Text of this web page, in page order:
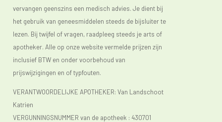
vervangen geenszins een medisch advies. Je dient bij
het gebruik van geneesmiddelen steeds de bijsluiter te
lezen. Bij twijfel of vragen, raadpleeg steeds je arts of
apotheker. Alle op onze website vermelde prijzen zijn
inclusief BTW en onder voorbehoud van
prijswijzigingen en of typfouten.
VERANTWOORDELIJKE APOTHEKER: Van Landschoot
Katrien
VERGUNNINGSNUMMER van de apotheek : 430701